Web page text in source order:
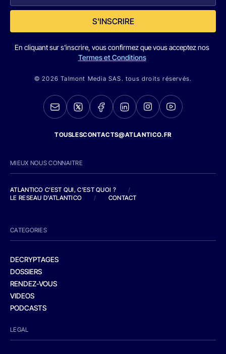
S'INSCRIRE
En cliquant sur s'inscrire, vous confirmez que vous acceptez nos
Termes et Conditions
© 2026 Talmont Media SAS. tous droits réservés.
TOUSLESCONTACTS@ATLANTICO.FR
MIEUX NOUS CONNAITRE
ATLANTICO C'EST QUI, C'EST QUOI ?
/
LE RESEAU D'ATLANTICO
/ CONTACT
CATEGORIES
DECRYPTAGES
DOSSIERS
RENDEZ-VOUS
VIDEOS
PODCASTS
LEGAL